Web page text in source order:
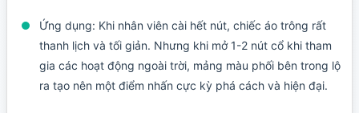
Ứng dụng: Khi nhân viên cài hết nút, chiếc áo trông rất
thanh lịch và tối giản. Nhưng khi mở 1-2 nút cổ khi tham
gia các hoạt động ngoài trời, mảng màu phối bên trong lộ
ra tạo nên một điểm nhấn cực kỳ phá cách và hiện đại.